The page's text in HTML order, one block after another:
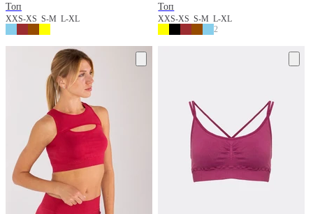
Топ
XXS-XS S-M L-XL
Топ
XXS-XSS-ML-XL
2